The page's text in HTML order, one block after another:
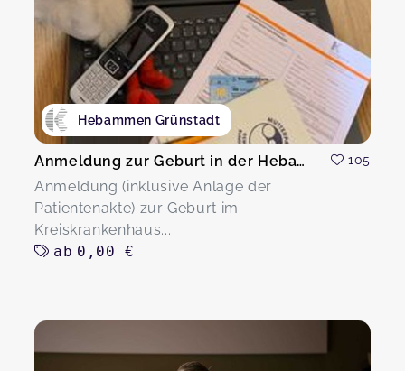
Hebammen Grünstadt
Anmeldung zur Geburt in der Hebammensprechstunde 105
Anmeldung (inklusive Anlage der
Patientenakte) zur Geburt im
Kreiskrankenhaus...
ab 0,00 €